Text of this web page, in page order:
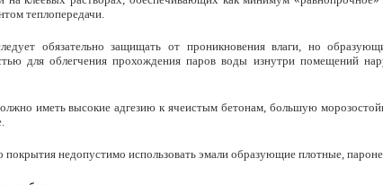
теплопередачи.
обязательно защищать от проникновения влаги, но
для облегчения прохождения паров воды изнутри помещений
иметь высокие адгезию к ячеистым бетонам, большую
покрытия недопустимо использовать эмали образующие плотные,